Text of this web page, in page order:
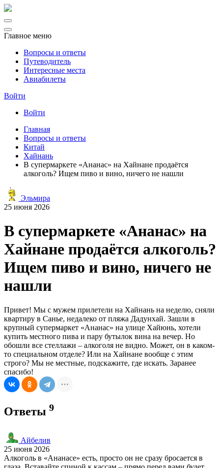
Главное меню
Вопросы и ответы
Путеводитель
Интересные места
Авиабилеты
Войти
Войти
Главная
Вопросы и ответы
Китай
Хайнань
В супермаркете «Ананас» на Хайнане продаётся
алкоголь? Ищем пиво и вино, ничего не нашли
Эльмира
25 июня 2026
В супермаркете «Ананас» на
Хайнане продаётся алкоголь?
Ищем пиво и вино, ничего не
нашли
Привет! Мы с мужем прилетели на Хайнань на неделю, сняли
квартиру в Санье, недалеко от пляжа Дадунхай. Зашли в
крупный супермаркет «Ананас» на улице Хайюнь, хотели
купить местного пива и пару бутылок вина на вечер. Но
обошли все стеллажи – алкоголя не видно. Может, он в каком-
то специальном отделе? Или на Хайнане вообще с этим
строго? Мы не местные, подскажите, где искать. Заранее
спасибо!
Ответы 9
Айбелив
25 июня 2026
Алкоголь в «Ананасе» есть, просто он не сразу бросается в